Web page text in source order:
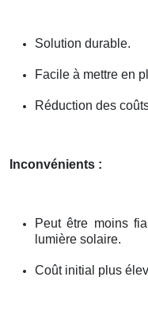
Solution durable.
Facile à mettre en
Réduction des
Inconvénients :
Peut être moins
lumière solaire.
Coût initial plus